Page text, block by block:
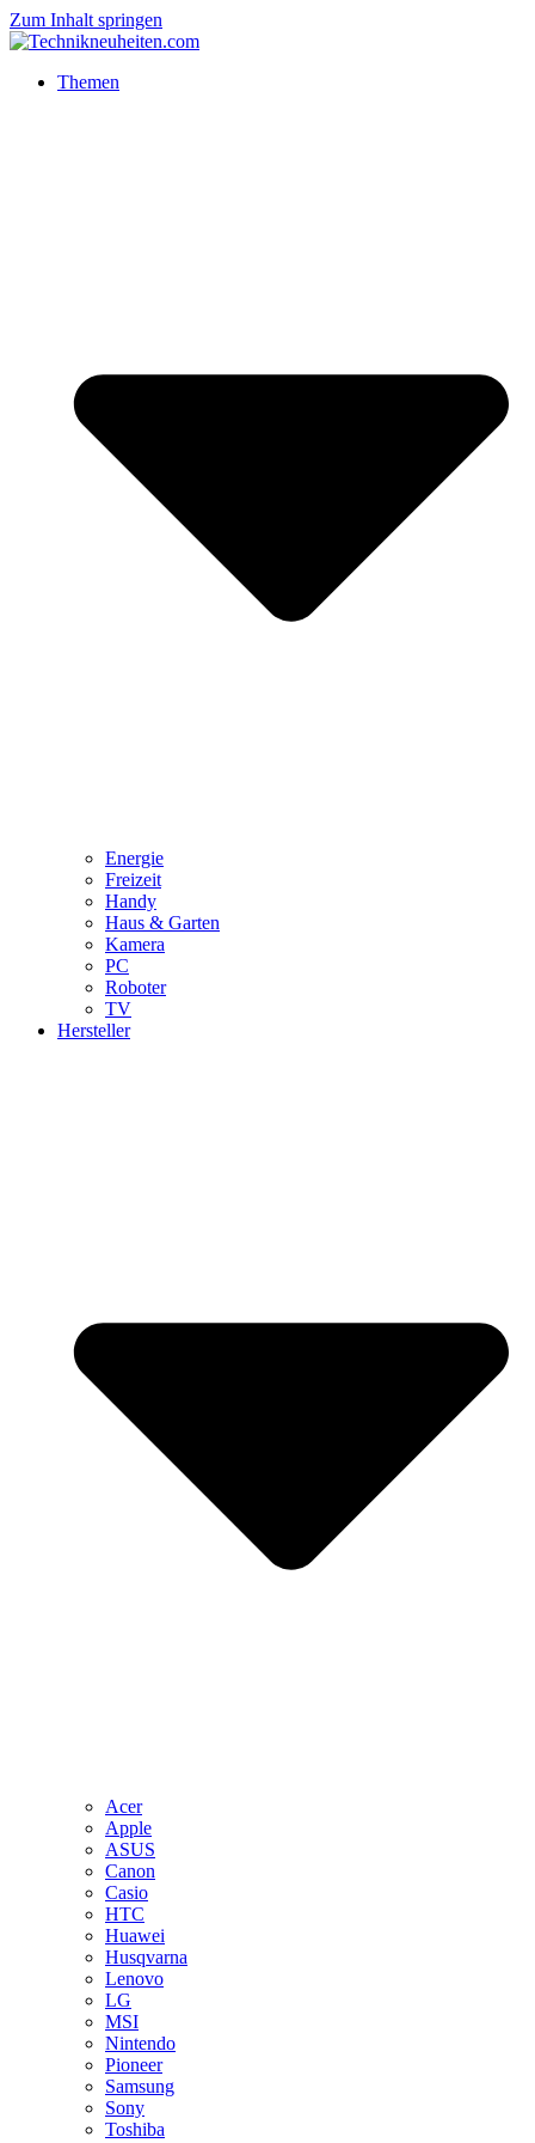
Zum Inhalt springen
Themen
Energie
Freizeit
Handy
Haus & Garten
Kamera
PC
Roboter
TV
Hersteller
Acer
Apple
ASUS
Canon
Casio
HTC
Huawei
Husqvarna
Lenovo
LG
MSI
Nintendo
Pioneer
Samsung
Sony
Toshiba